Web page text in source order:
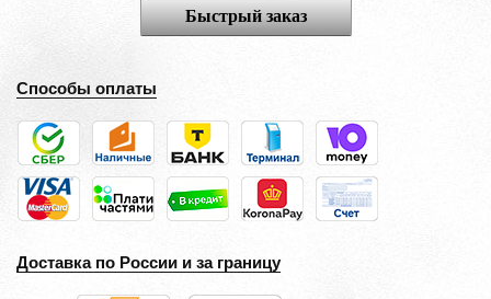
Быстрый заказ
Способы оплаты
Доставка по России и за границу